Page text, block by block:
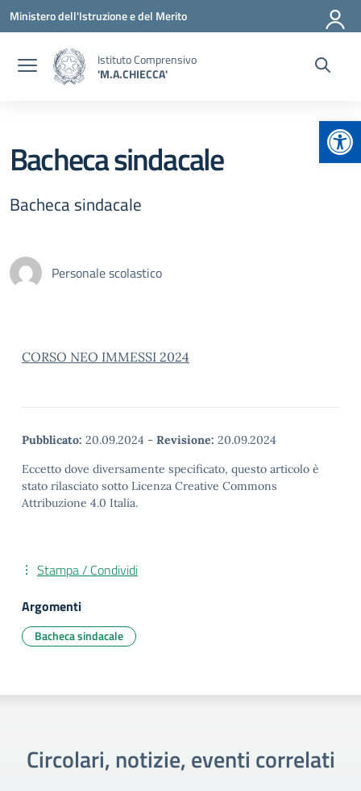
Vai ai contenuti
Vai al menu di navigazione
Vai al footer
Ministero dell'Istruzione e del Merito
Istituto Comprensivo
'M.A.CHIECCA'
Bacheca sindacale
Bacheca sindacale
Personale scolastico
CORSO NEO IMMESSI 2024
Pubblicato: 20.09.2024 - Revisione: 20.09.2024
Eccetto dove diversamente specificato, questo articolo è
stato rilasciato sotto Licenza Creative Commons
Attribuzione 4.0 Italia.
Stampa / Condividi
Argomenti
Bacheca sindacale
Circolari, notizie, eventi correlati